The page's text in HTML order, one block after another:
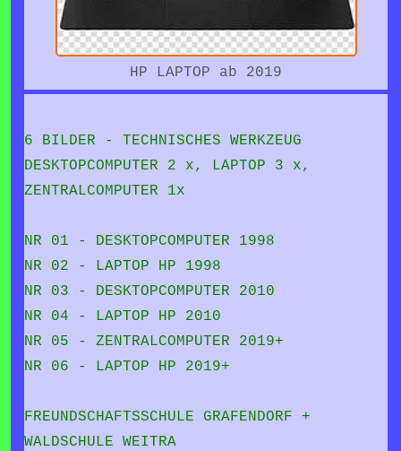
HP LAPTOP ab 2019
6 BILDER - TECHNISCHES WERKZEUG
DESKTOPCOMPUTER 2 x, LAPTOP 3 x,
ZENTRALCOMPUTER 1x
NR 01 - DESKTOPCOMPUTER 1998
NR 02 - LAPTOP HP 1998
NR 03 - DESKTOPCOMPUTER 2010
NR 04 - LAPTOP HP 2010
NR 05 - ZENTRALCOMPUTER 2019+
NR 06 - LAPTOP HP 2019+
FREUNDSCHAFTSSCHULE GRAFENDORF +
WALDSCHULE WEITRA